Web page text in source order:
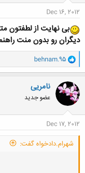
Dec 16, 2012
بی نهایت از لطفتون
دیگران رو بدون منت
و
ا
ک
ن
ش
ه
ا
behnam.95
نامریی
عضو جدید
Dec 17, 2012
شهرام.دادخواه گفت: